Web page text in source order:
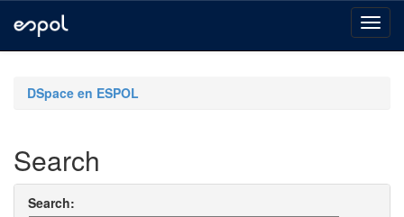
navigationDSpace en ESPOL
Search
Search: